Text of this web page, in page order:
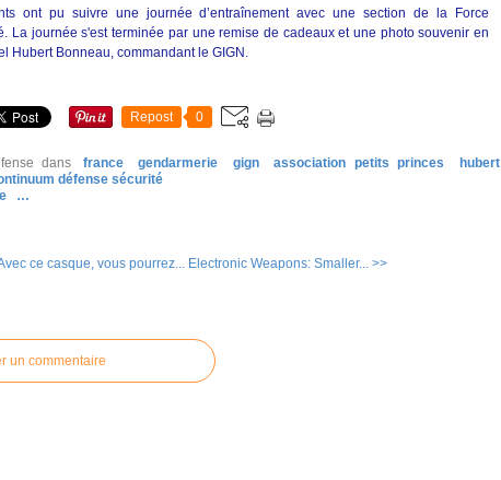
ont pu suivre une journée d’entraînement avec une section de la Force
La journée s'est terminée par une remise de cadeaux et une photo souvenir en
Hubert Bonneau, commandant le GIGN.
Repost 0
dans france gendarmerie gign association petits princes
hubert
défense sécurité
…
ce casque, vous pourrez... Electronic Weapons: Smaller... >>
un commentaire